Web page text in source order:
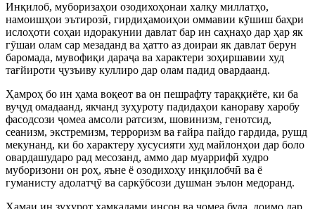
Инқилоб, муборизаҳои озодихоҳонаи халқу миллатҳо,
намоишҳои эътирозӣ, гирдиҳамоиҳои оммавии кӯшиш баҳри
ислоҳоти соҳаи идоракунии давлат бар ин саҳнаҳо дар ҳар як
гӯшаи олам сар мезаданд ва ҳатто аз доираи як давлат берун
баромада, мувофиқи дараҷа ва характери зоҳиршавии худ
тағйироти ҷузъиву куллиро дар олам падид овардаанд.
Ҳамроҳ бо ин ҳама воқеот ва он пешрафту тараққиёте, ки ба
вуҷуд омадаанд, якчанд зуҳуроту падидаҳои канораву харобу
фасодсози ҷомеа амсоли ратсизм, шовинизм, генотсид,
сеанизм, экстремизм, терроризм ва ғайра пайдо гардида, рушд
мекунанд, ки бо характеру хусусияти худ майлонҳои дар боло
овардашударо рад месозанд, аммо дар муаррифӣ худро
муборизони он роҳ, яъне ё озодихоҳу инқилобчӣ ва ё
гуманисту адолатҷӯ ва саркӯбсози душман эълон медоранд.